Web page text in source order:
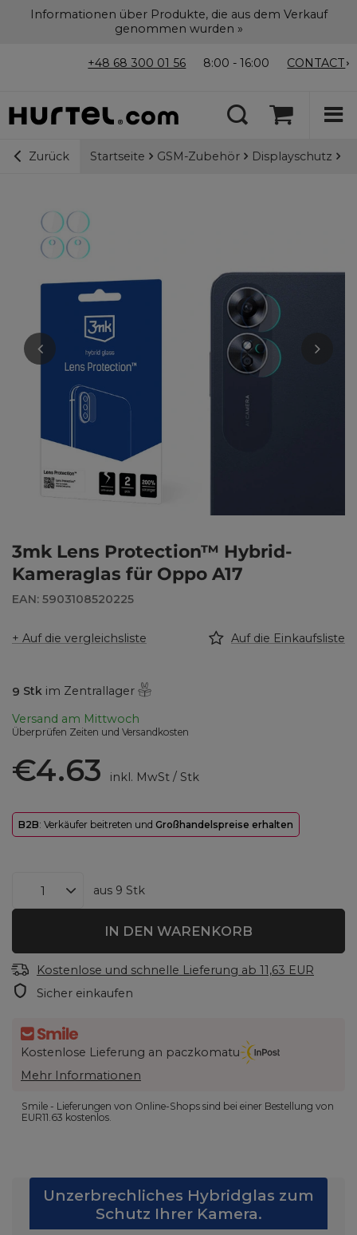
Informationen über Produkte, die aus dem Verkauf
genommen wurden »
+48 68 300 01 56 8:00 - 16:00 CONTACT
Zurück Startseite GSM-Zubehör Displayschutz
3mk Lens Protection™ Hybrid-
Kameraglas für Oppo A17
EAN: 5903108520225
+ Auf die vergleichsliste Auf die Einkaufsliste
9 Stk im Zentrallager
Versand am Mittwoch
Überprüfen Zeiten und Versandkosten
€4.63 inkl. MwSt/ Stk
B2B: Verkäufer beitreten und Großhandelspreise erhalten
aus 9 Stk
IN DEN WARENKORB
Kostenlose und schnelle Lieferung ab 11,63 EUR
Sicher einkaufen
Kostenlose Lieferung an paczkomatu
Mehr Informationen
Smile - Lieferungen von Online-Shops sind bei einer Bestellung von
EUR11.63 kostenlos.
Unzerbrechliches Hybridglas zum
Schutz Ihrer Kamera.